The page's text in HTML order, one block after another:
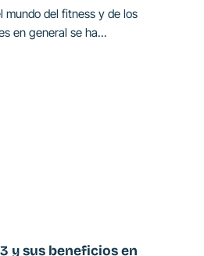
mundo del fitness y de los
en general se ha...
y sus beneficios en